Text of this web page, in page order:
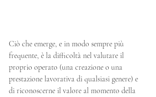
Ciò che emerge, e in modo sempre più
frequente, è la difficoltà nel valutare il
proprio operato (una creazione o una
prestazione lavorativa di qualsiasi genere) e
di riconoscerne il valore al momento della